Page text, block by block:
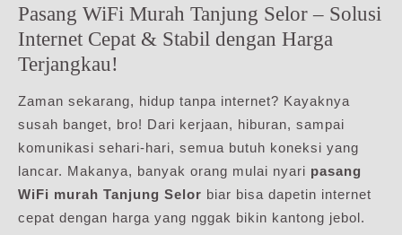
Pasang WiFi Murah Tanjung Selor – Solusi
Internet Cepat & Stabil dengan Harga
Terjangkau!
Zaman sekarang, hidup tanpa internet? Kayaknya
susah banget, bro! Dari kerjaan, hiburan, sampai
komunikasi sehari-hari, semua butuh koneksi yang
lancar. Makanya, banyak orang mulai nyari pasang
WiFi murah Tanjung Selor biar bisa dapetin internet
cepat dengan harga yang nggak bikin kantong jebol.